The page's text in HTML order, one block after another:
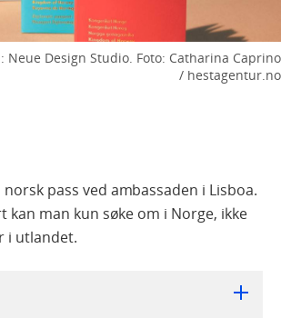
Neue Design Studio. Foto: Catharina Caprino
/ hestagentur.no
pass ved ambassaden i Lisboa.
kan man kun søke om i Norge, ikke
i utlandet.